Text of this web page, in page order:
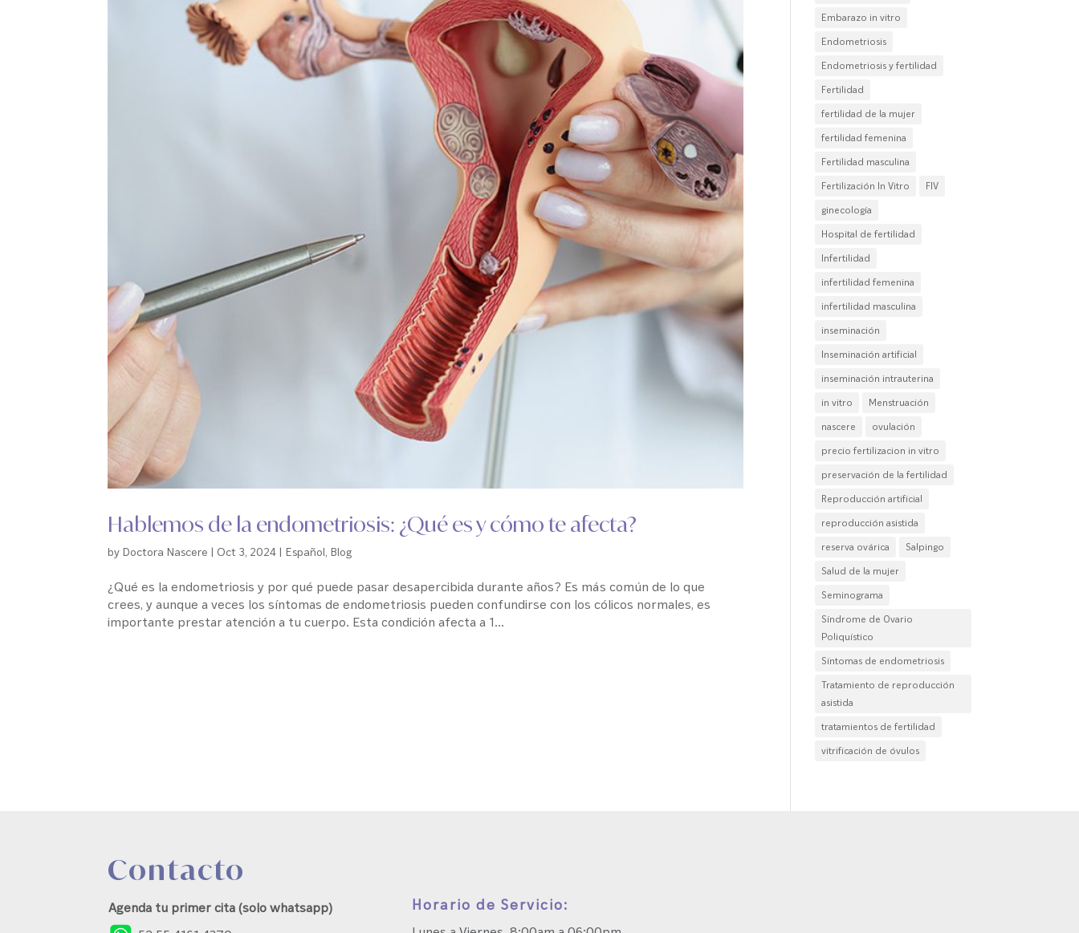
Hablemos de la endometriosis: ¿Qué es y cómo te afecta?
by Doctora Nascere | Oct 3, 2024 | Español, Blog
¿Qué es la endometriosis y por qué puede pasar desapercibida durante años? Es más común de lo que
crees, y aunque a veces los síntomas de endometriosis pueden confundirse con los cólicos normales, es
importante prestar atención a tu cuerpo. Esta condición afecta a 1...
Embarazo in vitro
Endometriosis
Endometriosis y fertilidad
Fertilidad
fertilidad de la mujer
fertilidad femenina
Fertilidad masculina
Fertilización In Vitro
FIV
ginecología
Hospital de fertilidad
Infertilidad
infertilidad femenina
infertilidad masculina
inseminación
Inseminación artificial
inseminación intrauterina
in vitro
Menstruación
nascere
ovulación
precio fertilizacion in vitro
preservación de la fertilidad
Reproducción artificial
reproducción asistida
reserva ovárica
Salpingo
Salud de la mujer
Seminograma
Síndrome de Ovario
Poliquístico
Síntomas de endometriosis
Tratamiento de reproducción
asistida
tratamientos de fertilidad
vitrificación de óvulos
Contacto
Agenda tu primer cita (solo whatsapp)
Horario de Servicio: